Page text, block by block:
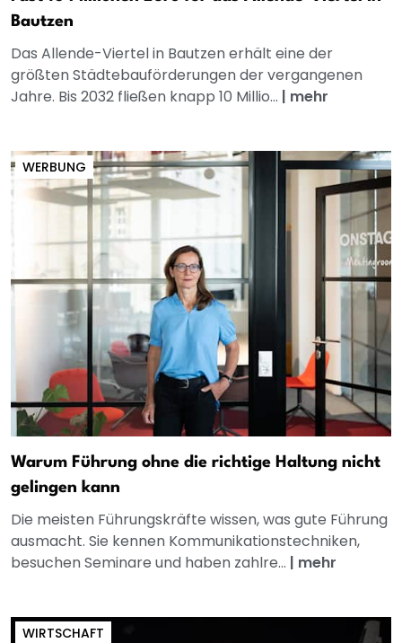
Bautzen
Das Allende-Viertel in Bautzen erhält eine der
größten Städtebauförderungen der vergangenen
Jahre. Bis 2032 fließen knapp 10 Millio... | mehr
WERBUNG
Warum Führung ohne die richtige Haltung nicht
gelingen kann
Die meisten Führungskräfte wissen, was gute Führung
ausmacht. Sie kennen Kommunikationstechniken,
besuchen Seminare und haben zahlre... | mehr
WIRTSCHAFT